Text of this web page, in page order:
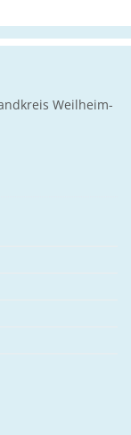
Weilheim-